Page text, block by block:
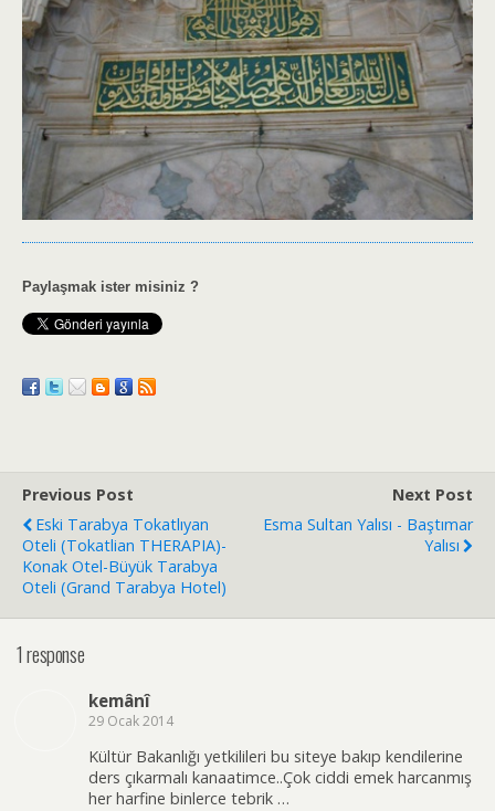
Paylaşmak ister misiniz ?
Previous Post
Eski Tarabya Tokatlıyan
Oteli (Tokatlian THERAPIA)-
Konak Otel-Büyük Tarabya
Oteli (Grand Tarabya Hotel)
Next Post
Esma Sultan Yalısı - Baştımar
Yalısı
1 response
kemânî
29 Ocak 2014
Kültür Bakanlığı yetkilileri bu siteye bakıp kendilerine
ders çıkarmalı kanaatimce..Çok ciddi emek harcanmış
her harfine binlerce tebrik …